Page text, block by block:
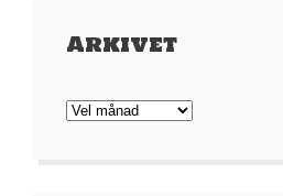
Arkivet
Arkivet